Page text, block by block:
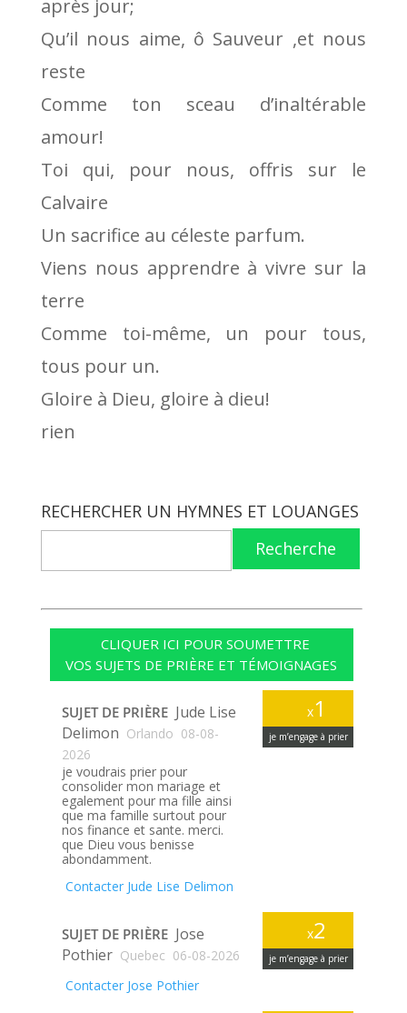
après jour;
Qu’il nous aime, ô Sauveur ,et nous
reste
Comme ton sceau d’inaltérable
amour!
Toi qui, pour nous, offris sur le
Calvaire
Un sacrifice au céleste parfum.
Viens nous apprendre à vivre sur la
terre
Comme toi-même, un pour tous,
tous pour un.
Gloire à Dieu, gloire à dieu!
rien
RECHERCHER UN HYMNES ET LOUANGES
Recherche
CLIQUER ICI POUR SOUMETTRE
VOS SUJETS DE PRIÈRE ET TÉMOIGNAGES
x1
je m’engage à prier
SUJET DE PRIÈRE Jude Lise
Delimon Orlando 08-08-
2026
je voudrais prier pour
consolider mon mariage et
egalement pour ma fille ainsi
que ma famille surtout pour
nos finance et sante. merci.
que Dieu vous benisse
abondamment.
Contacter Jude Lise Delimon
x2
je m’engage à prier
SUJET DE PRIÈRE Jose
Pothier Quebec 06-08-2026
Contacter Jose Pothier